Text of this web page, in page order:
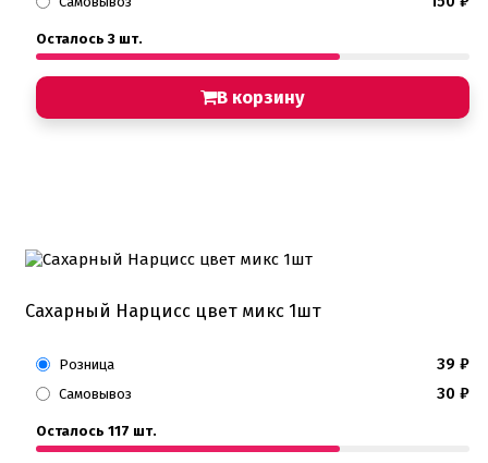
Осталось 3 шт.
В корзину
Сахарный Нарцисс цвет микс 1шт
Розница 39 ₽
Самовывоз 30 ₽
Осталось 117 шт.